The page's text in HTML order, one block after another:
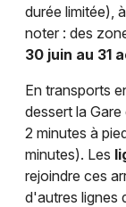
durée limitée),
noter : des
30 juin au 31
En transports
dessert la
2 minutes à
minutes). Les
rejoindre ces
d'autres lignes